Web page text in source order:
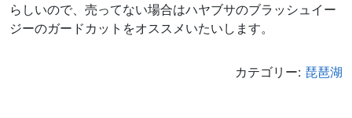
らしいので、売ってない場合はハヤブサのブラッシュイー
ジーのガードカットをオススメいたいします。
カテゴリー: 琵琶湖